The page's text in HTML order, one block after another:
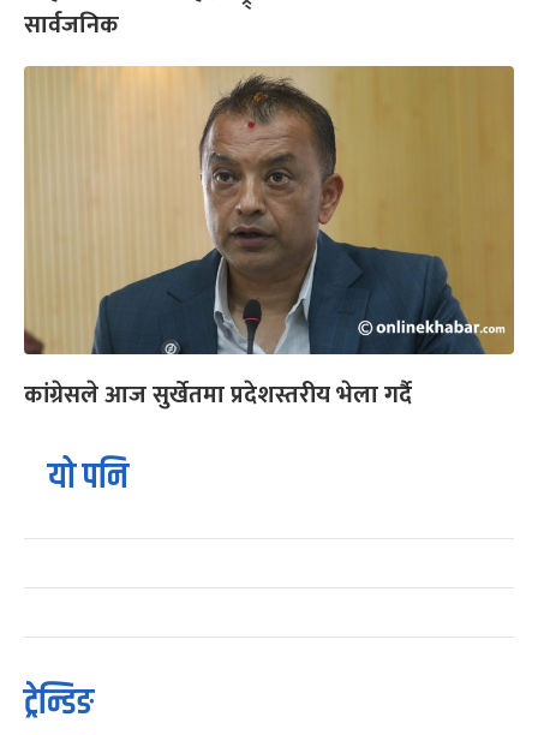
सार्वजनिक
कांग्रेसले आज सुर्खेतमा प्रदेशस्तरीय भेला गर्दै
यो पनि
ट्रेन्डिङ